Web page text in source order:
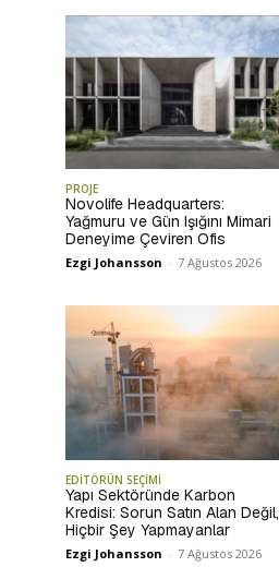
PROJE
Novolife Headquarters:
Yağmuru ve Gün Işığını Mimari
Deneyime Çeviren Ofis
Ezgi Johansson - 7 Ağustos 2026
EDİTÖRÜN SEÇİMİ
Yapı Sektöründe Karbon
Kredisi: Sorun Satın Alan Değil,
Hiçbir Şey Yapmayanlar
Ezgi Johansson - 7 Ağustos 2026